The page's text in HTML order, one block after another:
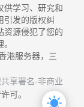
供学习、研究和
引发的版权纠
资源侵犯了您的
港服务器，三
享署名-非商业
可。